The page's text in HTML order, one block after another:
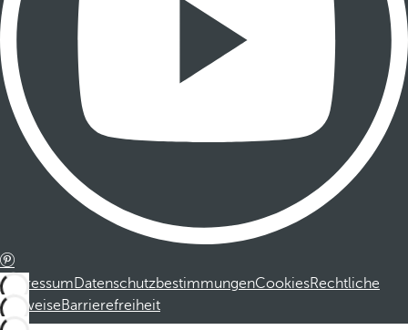
ImpressumDatenschutzbestimmungenCookiesRechtliche
HinweiseBarrierefreiheit